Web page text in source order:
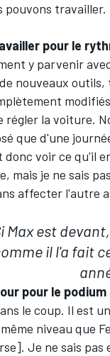
pouvons
pour le
y parvenir
nouveaux
régler la voiture.
que d'une
voir ce qu'il
mais je ne sais
affecter l'autre
Max est
il l'a fait
pour le
le coup. Il est
niveau que
Je ne sais